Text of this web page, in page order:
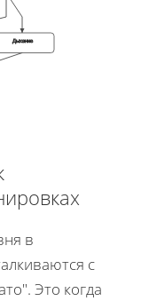
Дыхание
в
с
Это когда